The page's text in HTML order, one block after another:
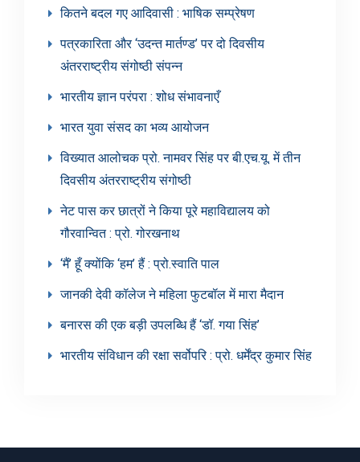
कितने बदल गए आदिवासी : भाषिक सम्प्रेषण
पत्रकारिता और ‘उदन्त मार्तण्ड’ पर दो दिवसीय
अंतरराष्ट्रीय संगोष्ठी संपन्न
भारतीय ज्ञान परंपरा : शोध संभावनाएँ
भारत युवा संसद का भव्य आयोजन
विख्यात आलोचक प्रो. नामवर सिंह पर बी.एच.यू. में तीन
दिवसीय अंतरराष्ट्रीय संगोष्ठी
नेट पास कर छात्रों ने किया पूरे महाविद्यालय को
गौरवान्वित : प्रो. गोरखनाथ
‘मैं’ हूँ क्योंकि ‘हम’ हैं : प्रो.स्वाति पाल
जानकी देवी कॉलेज ने महिला फुटबॉल में मारा मैदान
बनारस की एक बड़ी उपलब्धि हैं ‘डॉ. गया सिंह’
भारतीय संविधान की रक्षा सर्वोपरि : प्रो. धर्मेंद्र कुमार सिंह